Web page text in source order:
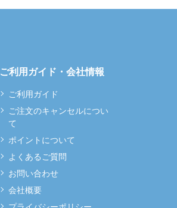
ご利用ガイド・会社情報
ご利用ガイド
ご注文のキャンセルについ
て
ポイントについて
よくあるご質問
お問い合わせ
会社概要